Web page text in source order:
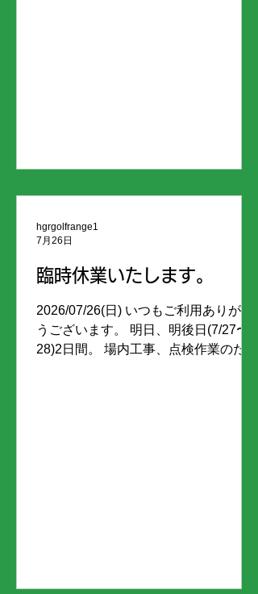
臨時休業いたします。
2026/07/26(日) いつもご利用ありがと
うございます。 明日、明後日(7/27〜
28)2日間。 場内工事、点検作業のため
hgrgolfrange1
7月26日